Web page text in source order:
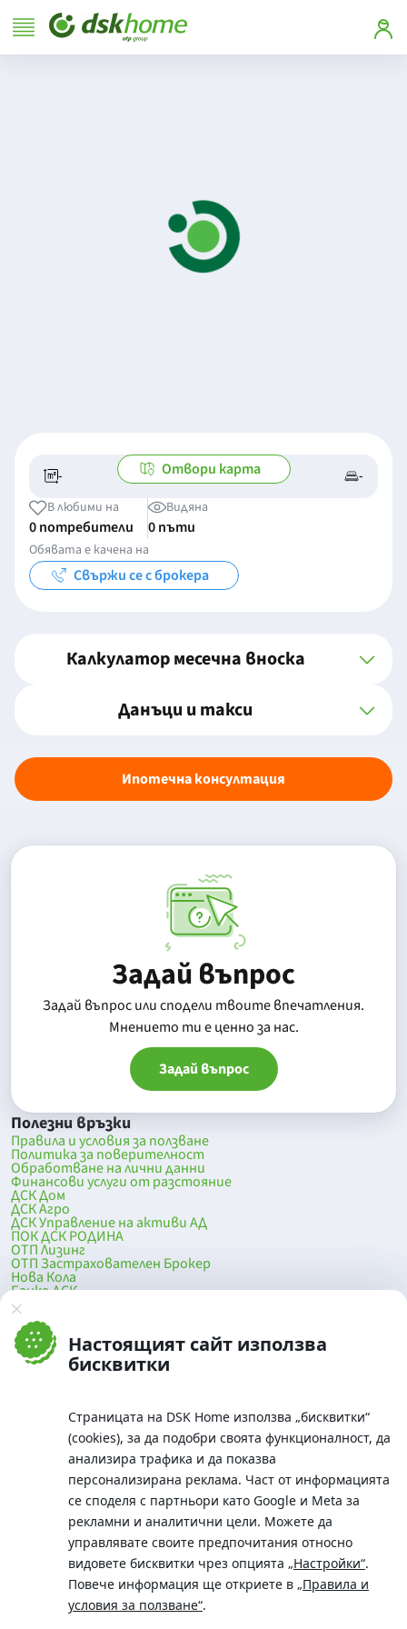
Настоящият сайт използва
бисквитки
Страницата на DSK Home използва „бисквитки“
(cookies), за да подобри своята функционалност, да
анализира трафика и да показва
персонализирана реклама. Част от информацията
се споделя с партньори като Google и Meta за
рекламни и аналитични цели. Можете да
управлявате своите предпочитания относно
видовете бисквитки чрез опцията „Настройки“.
Повече информация ще откриете в „Правила и
условия за ползване“.
- -/- -
Отвори карта
В любими на
0 потребители
Видяна
0 пъти
Обявата е качена на
Свържи се с брокера
Калкулатор месечна вноска
Данъци и такси
Ипотечна консултация
Задай въпрос
Задай въпрос или сподели твоите впечатления.
Mнението ти е ценно за нас.
Задай въпрос
Полезни връзки
Правила и условия за ползване
Политика за поверителност
Обработване на лични данни
Финансови услуги от разстояние
ДСК Дом
ДСК Агро
ДСК Управление на активи АД
ПОК ДСК РОДИНА
ОТП Лизинг
ОТП Застрахователен Брокер
Нова Кола
Банка ДСК
DSK Mobile
Оферти за продажба от Банка ДСК
Клонова мрежа и банкомати
До началото на страницата
Телефон:
0700 10 375 / *2375
Московска No.19 / ул. Г. Бенковски No. 5, София 1036
SWIFT/BIC: